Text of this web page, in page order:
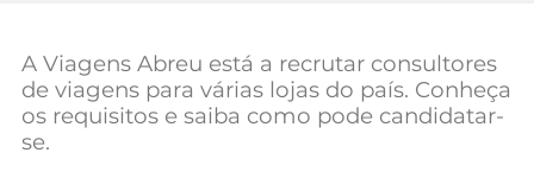
Tecnologia
Negócios
A Viagens Abreu está a recrutar consultores
de viagens para várias lojas do país. Conheça
os requisitos e saiba como pode candidatar-
se.